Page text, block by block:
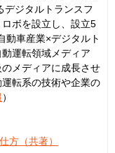
デジタルトランスフ
ボを設立し、設立5
動車産業×デジタルト
運転領域メディア
のメディアに成長させ
転系の技術や企業の
）
方（共著）